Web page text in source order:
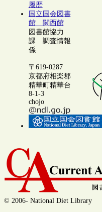
履歴
国立国会図書
館 関西館
図書館協力
課 調査情報
係
〒619-0287
京都府相楽郡
精華町精華台
8-1-3
chojo
© 2006- National Diet Library